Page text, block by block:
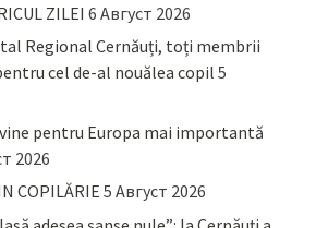
ZILEI 6 Август 2026
Regional Cernăuți, toți membrii
cel de-al nouălea copil 5
pentru Europa mai importantă
2026
COPILĂRIE 5 Август 2026